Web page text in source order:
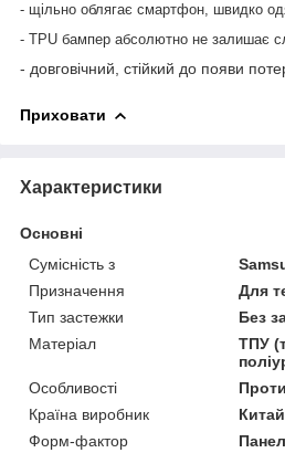
- щільно облягає смартфон, швидко
- TPU бампер абсолютно не залишає
- довговічний, стійкий до появи
Приховати
Характеристики
Основні
Сумісність з
Призначення
Для
Тип застежки
Без
Матеріал
ТПУ
Особливості
Країна виробник
Китай
Форм-фактор